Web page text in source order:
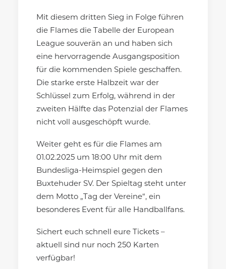
Mit diesem dritten Sieg in Folge führen
die Flames die Tabelle der European
League souverän an und haben sich
eine hervorragende Ausgangsposition
für die kommenden Spiele geschaffen.
Die starke erste Halbzeit war der
Schlüssel zum Erfolg, während in der
zweiten Hälfte das Potenzial der Flames
nicht voll ausgeschöpft wurde.
Weiter geht es für die Flames am
01.02.2025 um 18:00 Uhr mit dem
Bundesliga-Heimspiel gegen den
Buxtehuder SV. Der Spieltag steht unter
dem Motto „Tag der Vereine“, ein
besonderes Event für alle Handballfans.
Sichert euch schnell eure Tickets –
aktuell sind nur noch 250 Karten
verfügbar!